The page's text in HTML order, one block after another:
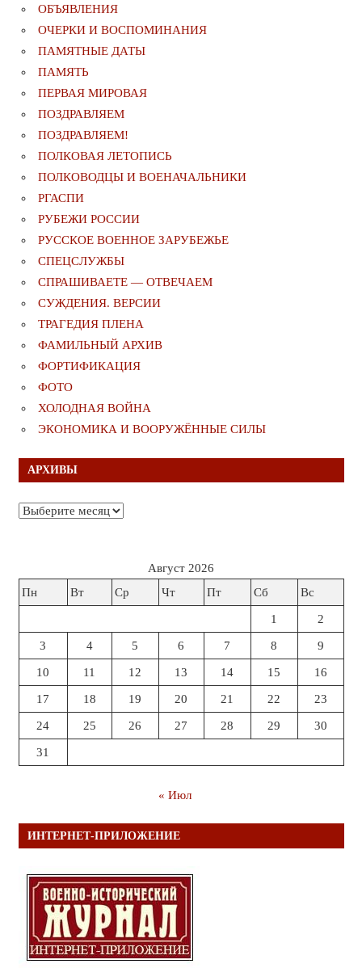
ОБЪЯВЛЕНИЯ
ОЧЕРКИ И ВОСПОМИНАНИЯ
ПАМЯТНЫЕ ДАТЫ
ПАМЯТЬ
ПЕРВАЯ МИРОВАЯ
ПОЗДРАВЛЯЕМ
ПОЗДРАВЛЯЕМ!
ПОЛКОВАЯ ЛЕТОПИСЬ
ПОЛКОВОДЦЫ И ВОЕНАЧАЛЬНИКИ
РГАСПИ
РУБЕЖИ РОССИИ
РУССКОЕ ВОЕННОЕ ЗАРУБЕЖЬЕ
СПЕЦСЛУЖБЫ
СПРАШИВАЕТЕ — ОТВЕЧАЕМ
СУЖДЕНИЯ. ВЕРСИИ
ТРАГЕДИЯ ПЛЕНА
ФАМИЛЬНЫЙ АРХИВ
ФОРТИФИКАЦИЯ
ФОТО
ХОЛОДНАЯ ВОЙНА
ЭКОНОМИКА И ВООРУЖЁННЫЕ СИЛЫ
АРХИВЫ
Архивы
Август 2026
Пн
Вт Ср Чт Пт Сб Вс
1 2
3 4 5 6 7 8 9
10 11 12 13 14 15 16
17 18 19 20 21 22 23
24 25 26 27 28 29 30
31
« Июл
ИНТЕРНЕТ-ПРИЛОЖЕНИЕ